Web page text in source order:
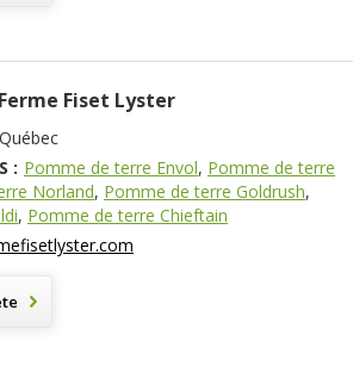
Ferme Fiset Lyster
: Pomme de terre Envol, Pomme de terre
Norland, Pomme de terre Goldrush,
, Pomme de terre Chieftain